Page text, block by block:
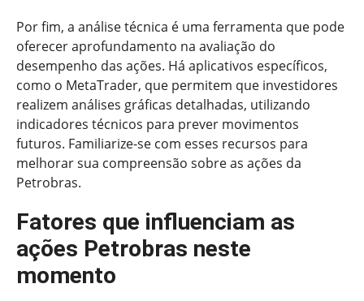
Por fim, a análise técnica é uma ferramenta que pode
oferecer aprofundamento na avaliação do
desempenho das ações. Há aplicativos específicos,
como o MetaTrader, que permitem que investidores
realizem análises gráficas detalhadas, utilizando
indicadores técnicos para prever movimentos
futuros. Familiarize-se com esses recursos para
melhorar sua compreensão sobre as ações da
Petrobras.
Fatores que influenciam as
ações Petrobras neste
momento